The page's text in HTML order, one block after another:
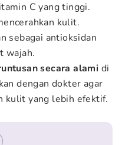
C yang tinggi.
kulit.
sebagai antioksidan
wajah.
secara alami di
dengan dokter agar
kulit yang lebih efektif.